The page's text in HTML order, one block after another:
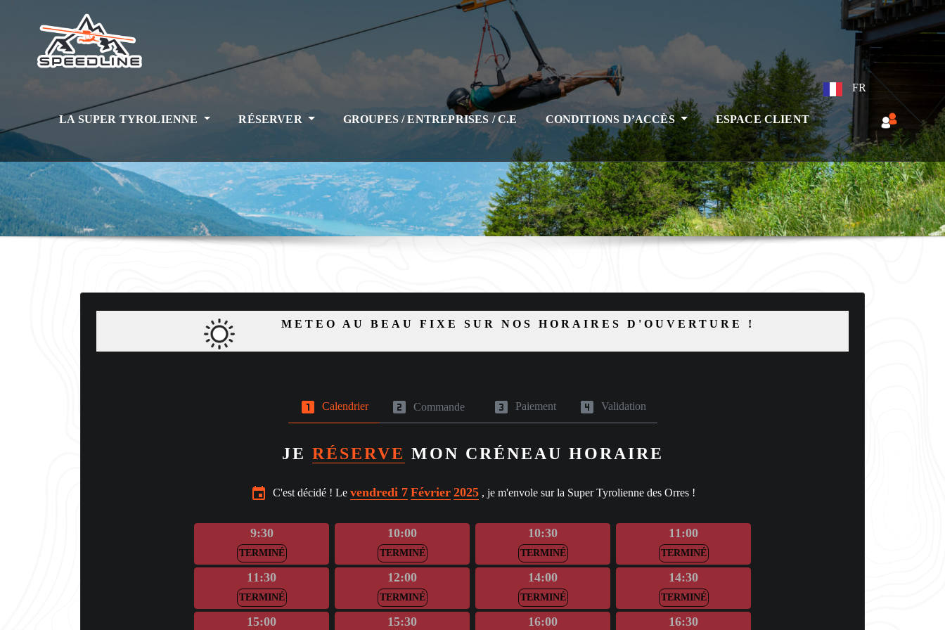
LA SUPER TYROLIENNE RÉSERVER GROUPES / ENTREPRISES / C.E CONDITIONS D’ACCÈS ESPACE CLIENT
FR
METEO AU BEAU FIXE SUR NOS HORAIRES D'OUVERTURE !
looks_one Calendrier looks_two Commande looks_3 Paiement looks_4 Validation
JE RÉSERVE MON CRÉNEAU HORAIRE
event C'est décidé ! Le vendredi 7 Février 2025, je m'envole sur la Super Tyrolienne des Orres !
9:30
TERMINÉ
10:00
TERMINÉ
10:30
TERMINÉ
11:00
TERMINÉ
11:30
TERMINÉ
12:00
TERMINÉ
14:00
TERMINÉ
14:30
TERMINÉ
15:00 15:30 16:00 16:30